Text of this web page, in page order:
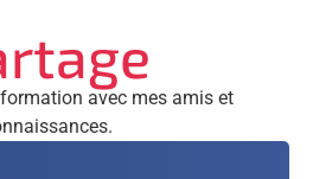
avec mes amis et